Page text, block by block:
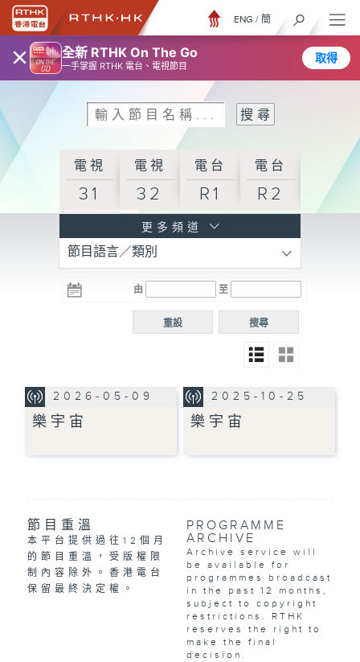
× 全新 RTHK On The Go
一手掌握 RTHK 電台、電視節目
取得
ENG / 簡
電視
31
電視
32
電台
R1
電台
R2
R3
電台 電台
R5
電台
普通
更多頻道
節目語言／類別
由 至
搜尋
重設
2026-05-09
樂宇宙
2025-10-25
樂宇宙
節目重溫
本平台提供過往12個月
的節目重溫，受版權限
制內容除外。香港電台
保留最終決定權。
PROGRAMME
ARCHIVE
Archive service will
be available for
programmes broadcast
in the past 12 months,
subject to copyright
restrictions. RTHK
reserves the right to
make the final
decision.